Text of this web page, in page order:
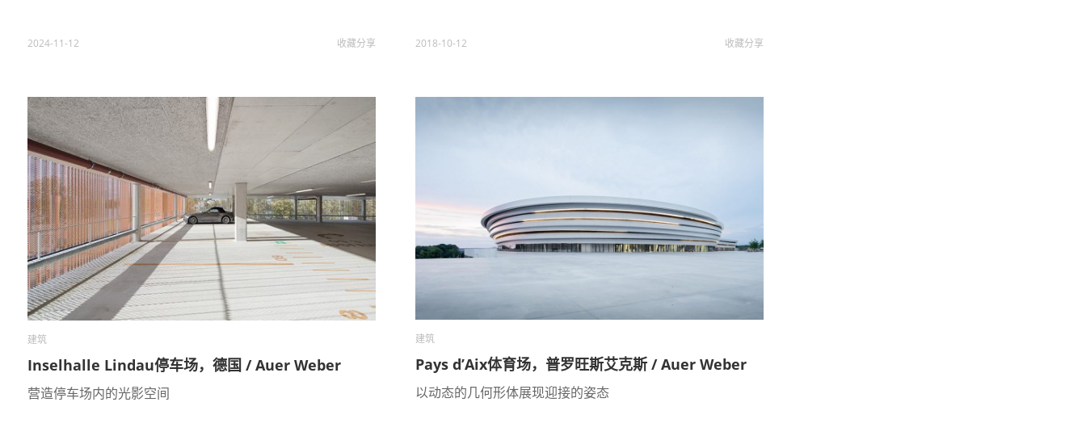
2024-11-12 收藏分享 2018-10-12 收藏分享
建筑
Inselhalle Lindau停车场，德国 / Auer Weber
营造停车场内的光影空间
建筑
Pays d’Aix体育场，普罗旺斯艾克斯 / Auer Weber
以动态的几何形体展现迎接的姿态